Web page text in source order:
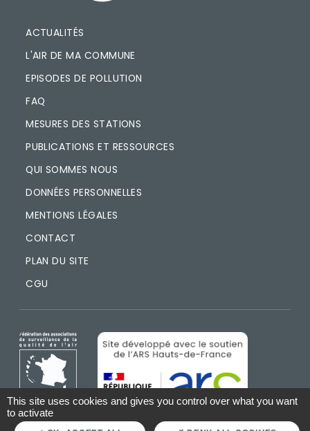
ACTUALITÉS
L'AIR DE MA COMMUNE
EPISODES DE POLLUTION
FAQ
MESURES DES STATIONS
PUBLICATIONS ET RESSOURCES
QUI SOMMES NOUS
DONNÉES PERSONNELLES
MENTIONS LÉGALES
CONTACT
PLAN DU SITE
CGU
IMAGE IMAGE
This site uses cookies and gives you control over what you want
to activate